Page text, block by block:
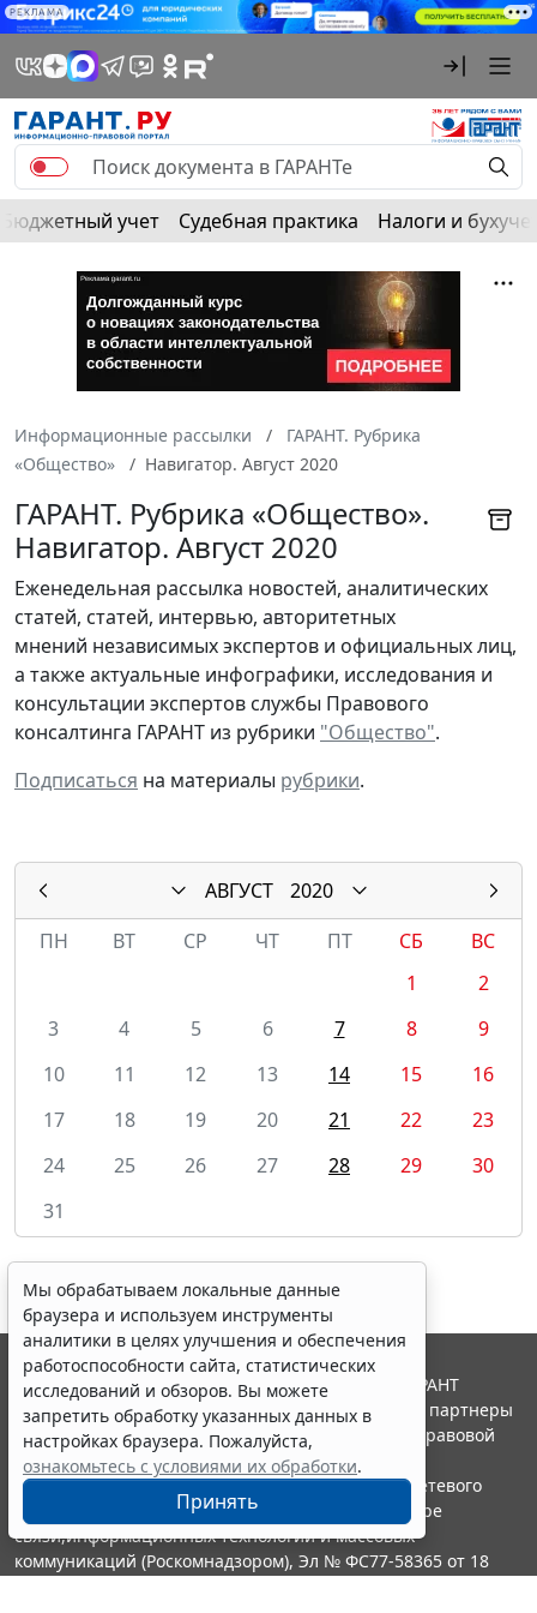
РЕКЛАМА
Бюджетный учет Судебная практика Налоги и
Информационные рассылки
ГАРАНТ. Рубрика
«Общество»
Навигатор. Август 2020
ГАРАНТ. Рубрика «Общество».
Навигатор. Август 2020
Еженедельная рассылка новостей, аналитических
статей, статей, интервью, авторитетных
мнений независимых экспертов и официальных лиц,
а также актуальные инфографики, исследования и
консультации экспертов службы Правового
консалтинга ГАРАНТ из рубрики "Общество".
Подписаться на материалы рубрики.
АВГУСТ
2020
ПН
ВТ СР ЧТ ПТ СБ
ВС
1
2
3
4 5 6 7 8
9
10
11 12 13 14 15
16
17
18 19 20 21 22
23
24
25 26 27 28 29
30
31
Мы обрабатываем локальные данные
браузера и используем инструменты
аналитики в целях улучшения и обеспечения
работоспособности сайта, статистических
исследований и обзоров. Вы можете
запретить обработку указанных данных в
настройках браузера. Пожалуйста,
ознакомьтесь с условиями их обработки.
Принять
© ООО "НПП "ГАРАНТ-СЕРВИС", 2026. Система ГАРАНТ
выпускается с 1990 года. Компания "Гарант" и ее партнеры
являются участниками Российской ассоциации правовой
информации ГАРАНТ.
Портал ГАРАНТ.РУ зарегистрирован в качестве сетевого
издания Федеральной службой по надзору в сфере
связи,информационных технологий и массовых
коммуникаций (Роскомнадзором), Эл № ФС77-58365 от 18